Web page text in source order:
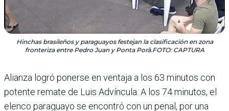
Hinchas brasileños y paraguayos festejan la clasificación en zona
fronteriza entre Pedro Juan y Ponta Porã.FOTO: CAPTURA
Alianza logró ponerse en ventaja a los 63 minutos con
potente remate de Luis Advíncula. A los 74 minutos, el
elenco paraguayo se encon­tró con un penal, por una